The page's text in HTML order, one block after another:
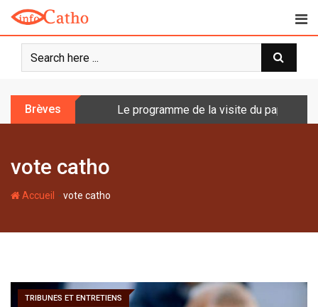
o
Brèves Le programme de la visite du pape en
vote catho
Accueil -vote catho
TRIBUNES ET ENTRETIENS